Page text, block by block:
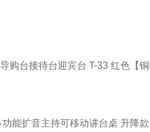
购台接待台迎宾台 T-33 红色【
能扩音主持可移动讲台桌 升降款